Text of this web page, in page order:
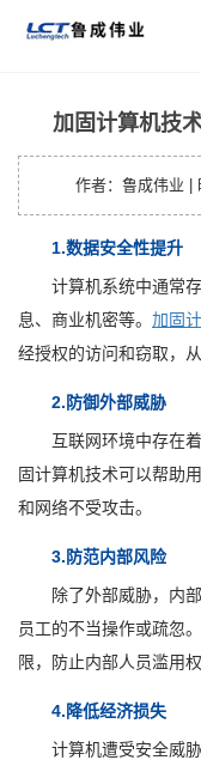
您的位置：主页
加固计算机技
作者：鲁成伟业 |
1.数据安全性提升
计算机系统中通常存
息、商业机密等。 加固
经授权的访问和窃取，
2.防御外部威胁
互联网环境中存在着
固计算机技术可以帮助
和网络不受攻击。
3.防范内部风险
除了外部威胁，内部
员工的不当操作或疏忽
限，防止内部人员滥用
4.降低经济损失
计算机遭受安全威胁